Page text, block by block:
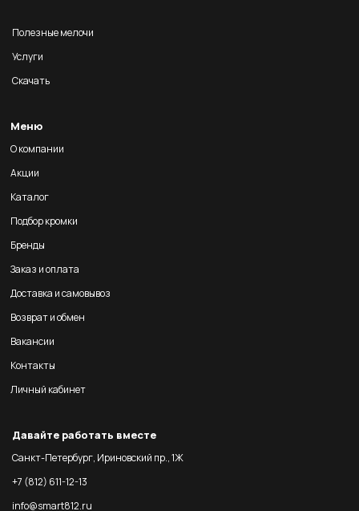
Полезные мелочи
Услуги
Скачать
Меню
О компании
Акции
Каталог
Подбор кромки
Бренды
Заказ и оплата
Доставка и самовывоз
Возврат и обмен
Вакансии
Контакты
Личный кабинет
Давайте работать вместе
Санкт-Петербург, Ириновский пр., 1Ж
+7 (812) 611-12-13
info@smart812.ru